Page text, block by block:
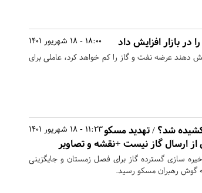
18:00 - 18 شهریور 1401 بازار افزایش داد
دهند عرضه نفت و گاز را کم خواهد کرد، عاملی برای
11:23 - 18 شهریور 1401شد؟ / تهدید مسکو
ارسال گاز نیست +نقشه و تصاویر
سازی گسترده گاز برای فصل زمستان و جایگزینی
گوش رهبران مسکو رسید.